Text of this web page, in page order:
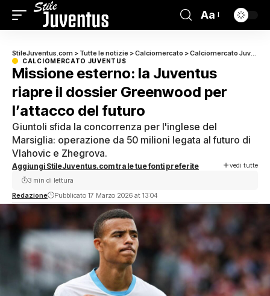
Aa
StileJuventus.com > Tutte le notizie >Calciomercato >Calciomercato Juventus
CALCIOMERCATO JUVENTUS
Missione esterno: la Juventus
riapre il dossier Greenwood per
l’attacco del futuro
Giuntoli sfida la concorrenza per l'inglese del
Marsiglia: operazione da 50 milioni legata al futuro di
Vlahovic e Zhegrova.
Aggiungi StileJuventus.com tra le tue fonti preferite vedi tutte
Redazione Pubblicato 17 Marzo 2026 at 13:04
3 min di lettura